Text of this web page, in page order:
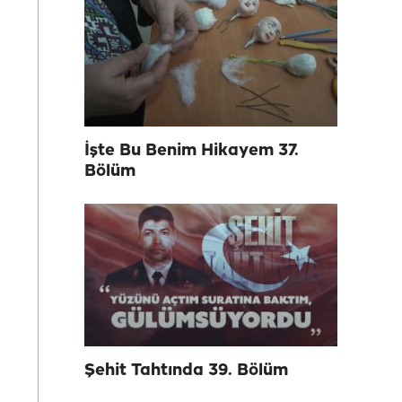
İşte Bu Benim Hikayem 37.
Bölüm
Şehit Tahtında 39. Bölüm